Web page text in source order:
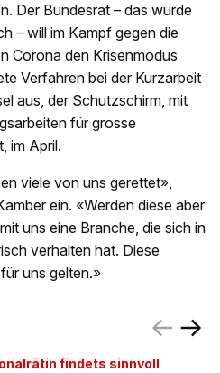
Der Bundesrat – das wurde
– will im Kampf gegen die
Corona den Krisenmodus
Verfahren bei der Kurzarbeit
aus, der Schutzschirm, mit
für grosse
im April.
viele von uns gerettet»,
ein. «Werden diese aber
uns eine Branche, die sich in
verhalten hat. Diese
uns gelten.»
findets sinnvoll